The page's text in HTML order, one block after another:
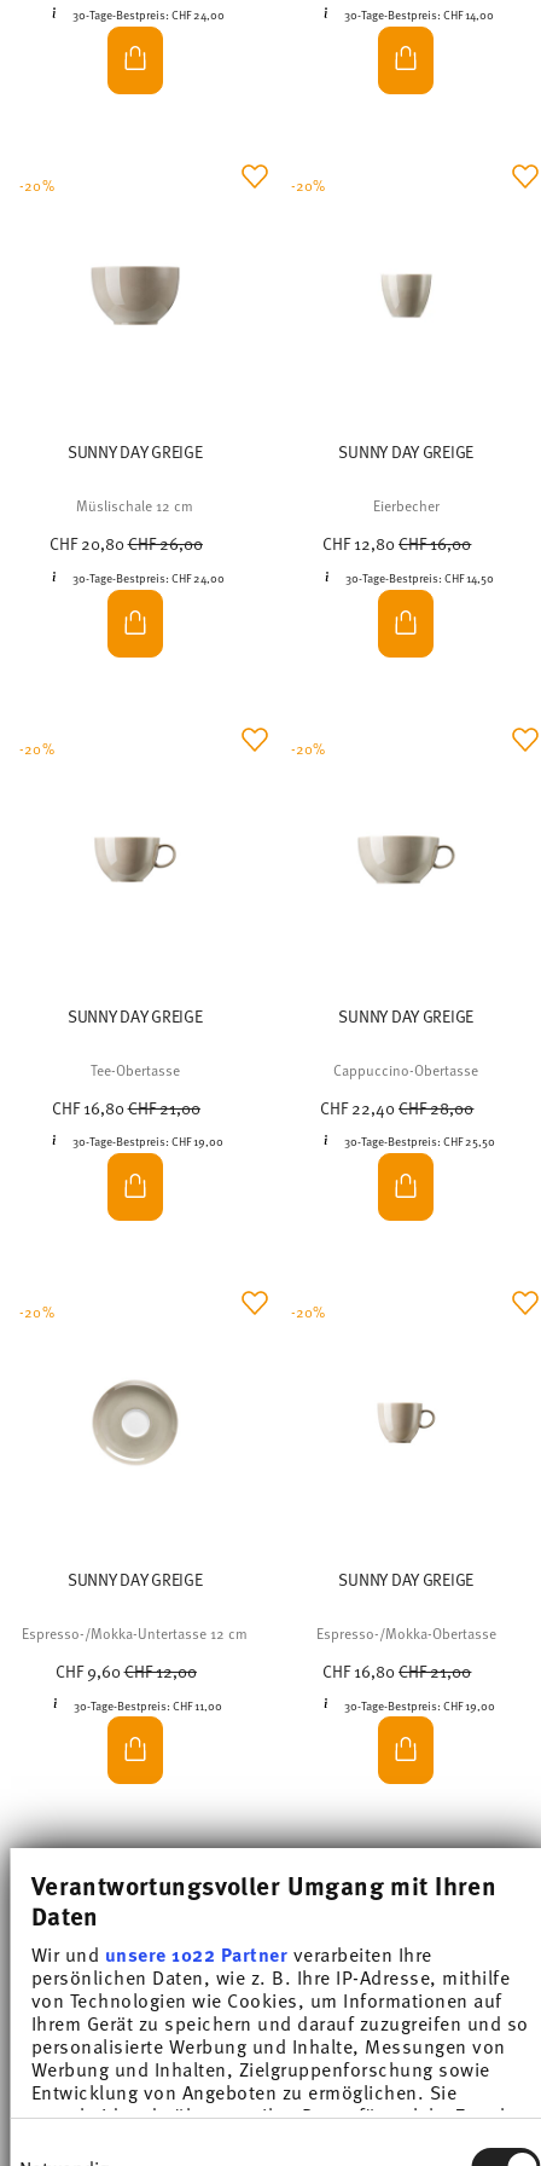
Verantwortungsvoller Umgang mit Ihren
Daten
Wir und unsere 1022 Partnerverarbeiten Ihre
persönlichen Daten, wie z. B. Ihre IP-Adresse, mithilfe
von Technologien wie Cookies, um Informationen auf
Ihrem Gerät zu speichern und darauf zuzugreifen und so
personalisierte Werbung und Inhalte, Messungen von
Werbung und Inhalten, Zielgruppenforschung sowie
Entwicklung von Angeboten zu ermöglichen. Sie
entscheiden darüber, wer Ihre Daten für welche Zwecke
Cookie-Erklärung oder durch Klicken auf das Privacy
30-Tage-Bestpreis: CHF 24,00 30-Tage-Bestpreis:CHF 14,00
SUNNY DAY GREIGE
Müslischale 12 cm
CHF 20,80Price reduced from
CHF 26,00
30-Tage-Bestpreis: CHF 24,00
-20%
SUNNY DAY GREIGE
Eierbecher
CHF 12,80Price reduced from
CHF 16,00
30-Tage-Bestpreis: CHF 14,50
-20%
SUNNY DAY GREIGE
Tee-Obertasse
CHF 16,80Price reduced from
CHF 21,00
30-Tage-Bestpreis:CHF 19,00
-20%
SUNNY DAY GREIGE
Cappuccino-Obertasse
CHF 22,40Price reduced from
CHF 28,00
30-Tage-Bestpreis: CHF 25,50
-20%
SUNNY DAY GREIGE
Espresso-/Mokka-Untertasse 12 cm
CHF 9,60Price reduced from
CHF 12,00
30-Tage-Bestpreis:CHF 11,00
-20%
SUNNY DAY GREIGE
Espresso-/Mokka-Obertasse
CHF 16,80Price reduced from
CHF 21,00
30-Tage-Bestpreis: CHF 19,00
-20%
-20%